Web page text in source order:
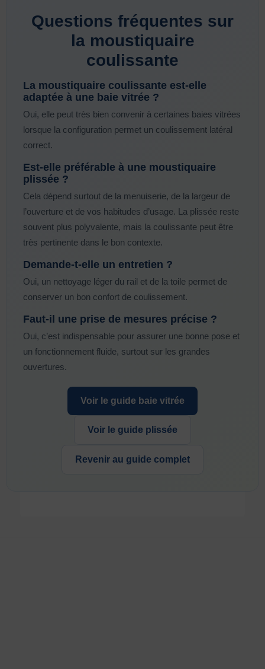
Questions fréquentes sur
la moustiquaire
coulissante
La moustiquaire coulissante est-elle
adaptée à une baie vitrée ?
Oui, elle peut très bien convenir à certaines baies vitrées
lorsque la configuration permet un coulissement latéral
correct.
Est-elle préférable à une moustiquaire
plissée ?
Cela dépend surtout de la menuiserie, de la largeur de
l’ouverture et de vos habitudes d’usage. La plissée reste
souvent plus polyvalente, mais la coulissante peut être
très pertinente dans le bon contexte.
Demande-t-elle un entretien ?
Oui, un nettoyage léger du rail et de la toile permet de
conserver un bon confort de coulissement.
Faut-il une prise de mesures précise ?
Oui, c’est indispensable pour assurer une bonne pose et
un fonctionnement fluide, surtout sur les grandes
ouvertures.
Voir le guide baie vitrée
Voir le guide plissée
Revenir au guide complet